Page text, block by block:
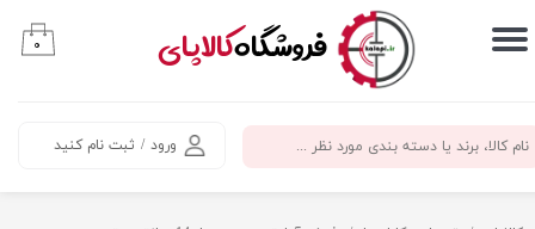
​فروشگاهکالاپای
ورود / ثبت نام کنید
حساب کاربری من
سفارشات
۰